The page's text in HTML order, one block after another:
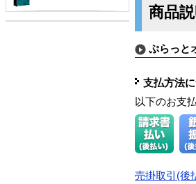
商品
ぷらっと
支払方法
以下のお支
売掛取引(後